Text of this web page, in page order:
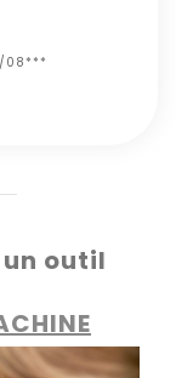
08***
un outil